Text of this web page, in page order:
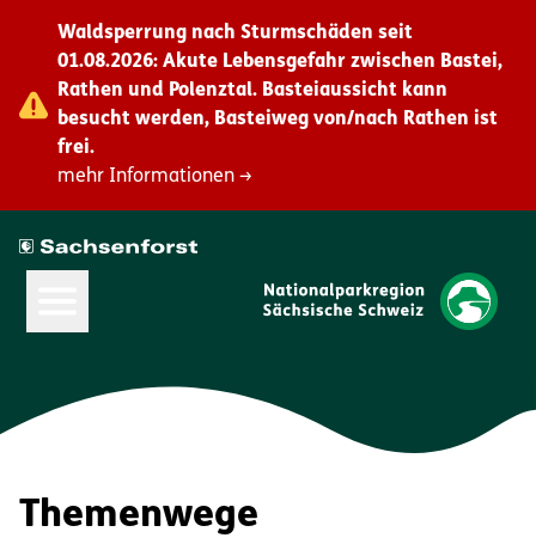
Waldsperrung nach Sturmschäden seit
01.08.2026: Akute Lebensgefahr zwischen Bastei,
Rathen und Polenztal. Basteiaussicht kann
besucht werden, Basteiweg von/nach Rathen ist
frei.
mehr Informationen →
Themenwege